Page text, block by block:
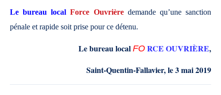
Le bureau localForce Ouvrièredemande qu’une sanction
pénale et rapide soit prise pour ce détenu.
Le bureau local FO RCE OUVRIÈRE,
Saint-Quentin-Fallavier,le3 mai 2019